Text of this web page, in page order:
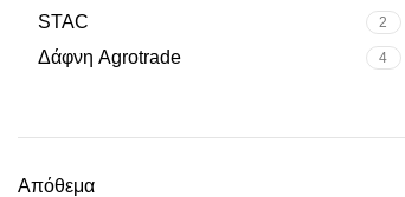
STAC 2
Δάφνη Agrotrade 4
Απόθεμα